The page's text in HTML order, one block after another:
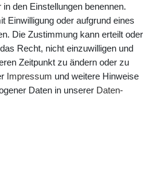
Alle Rechte vorbehalten.
den Einstellungen benennen.
Einwilligung oder aufgrund eines
Die Zustimmung kann erteilt oder
Recht, nicht einzuwilligen und
Zeitpunkt zu ändern oder zu
Impressum und weitere Hinweise
Daten in unserer Daten­